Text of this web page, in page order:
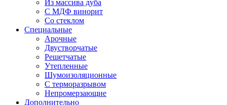
Из массива дуба
С МДФ винорит
Со стеклом
Специальные
Арочные
Двустворчатые
Решетчатые
Утепленные
Шумоизоляционные
С терморазрывом
Непромерзающие
Дополнительно